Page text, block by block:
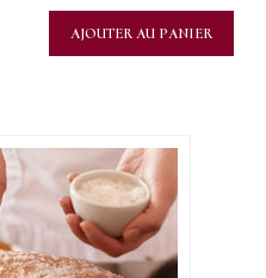
AJOUTER AU PANIER